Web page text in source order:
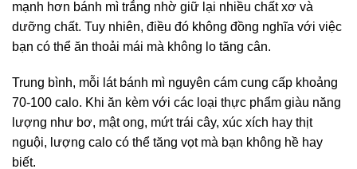
mạnh hơn bánh mì trắng nhờ giữ lại nhiều chất xơ và
dưỡng chất. Tuy nhiên, điều đó không đồng nghĩa với việc
bạn có thể ăn thoải mái mà không lo tăng cân.
Trung bình, mỗi lát bánh mì nguyên cám cung cấp khoảng
70-100 calo. Khi ăn kèm với các loại thực phẩm giàu năng
lượng như bơ, mật ong, mứt trái cây, xúc xích hay thịt
nguội, lượng calo có thể tăng vọt mà bạn không hề hay
biết.